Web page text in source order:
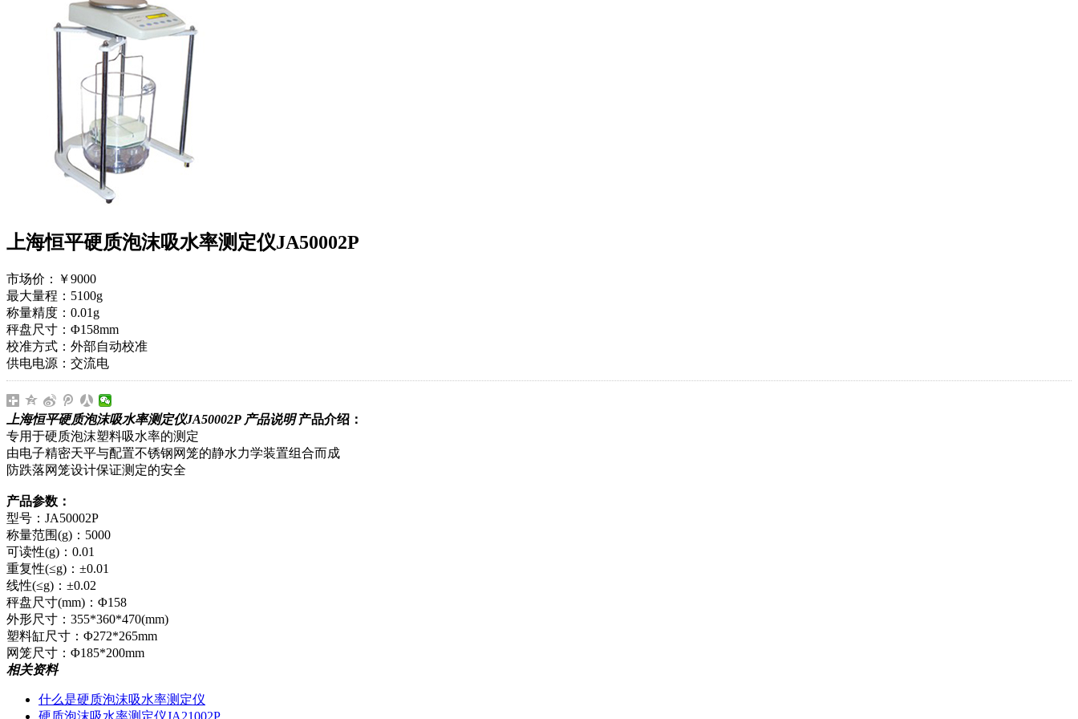
上海恒平硬质泡沫吸水率测定仪JA50002P
市场价：
￥9000
最大量程：5100g
称量精度：0.01g
秤盘尺寸：Φ158mm
校准方式：外部自动校准
供电电源：交流电
上海恒平硬质泡沫吸水率测定仪JA50002P 产品说明 产品介绍：
专用于硬质泡沫塑料吸水率的测定
由电子精密天平与配置不锈钢网笼的静水力学装置组合而成
防跌落网笼设计保证测定的安全
产品参数：
型号：JA50002P
称量范围(g)：5000
可读性(g)：0.01
重复性(≤g)：±0.01
线性(≤g)：±0.02
秤盘尺寸(mm)：Φ158
外形尺寸：355*360*470(mm)
塑料缸尺寸：Φ272*265mm
网笼尺寸：Φ185*200mm
相关资料
什么是硬质泡沫吸水率测定仪
硬质泡沫吸水率测定仪JA21002P